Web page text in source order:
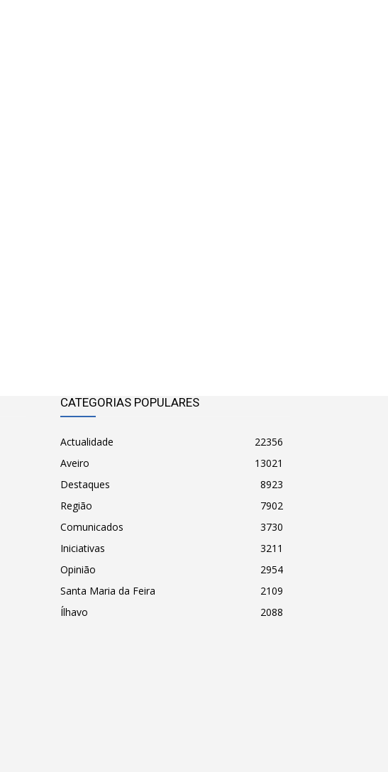
CATEGORIAS POPULARES
Actualidade
22356
Aveiro
13021
Destaques
8923
Região
7902
Comunicados
3730
Iniciativas
3211
Opinião
2954
Santa Maria da Feira
2109
Ílhavo
2088